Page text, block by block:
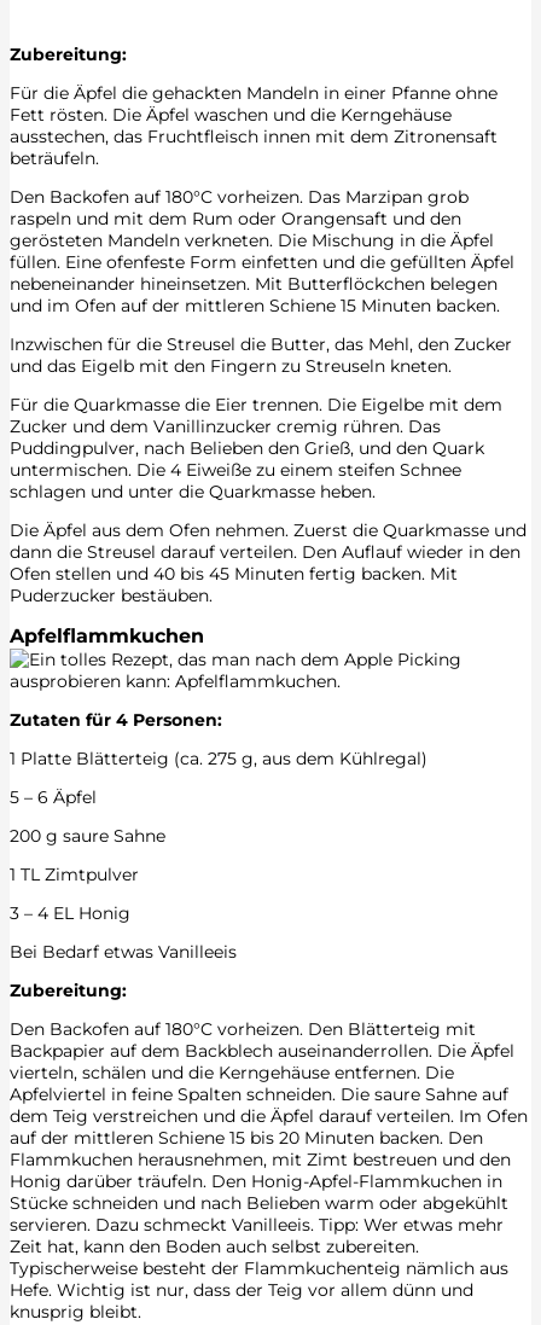
Zubereitung:
Für die Äpfel die gehackten Mandeln in einer Pfanne ohne
Fett rösten. Die Äpfel waschen und die Kerngehäuse
ausstechen, das Fruchtfleisch innen mit dem Zitronensaft
beträufeln.
Den Backofen auf 180°C vorheizen. Das Marzipan grob
raspeln und mit dem Rum oder Orangensaft und den
gerösteten Mandeln verkneten. Die Mischung in die Äpfel
füllen. Eine ofenfeste Form einfetten und die gefüllten Äpfel
nebeneinander hineinsetzen. Mit Butterflöckchen belegen
und im Ofen auf der mittleren Schiene 15 Minuten backen.
Inzwischen für die Streusel die Butter, das Mehl, den Zucker
und das Eigelb mit den Fingern zu Streuseln kneten.
Für die Quarkmasse die Eier trennen. Die Eigelbe mit dem
Zucker und dem Vanillinzucker cremig rühren. Das
Puddingpulver, nach Belieben den Grieß, und den Quark
untermischen. Die 4 Eiweiße zu einem steifen Schnee
schlagen und unter die Quarkmasse heben.
Die Äpfel aus dem Ofen nehmen. Zuerst die Quarkmasse und
dann die Streusel darauf verteilen. Den Auflauf wieder in den
Ofen stellen und 40 bis 45 Minuten fertig backen. Mit
Puderzucker bestäuben.
Apfelflammkuchen
Zutaten für 4 Personen:
1 Platte Blätterteig (ca. 275 g, aus dem Kühlregal)
5 – 6 Äpfel
200 g saure Sahne
1 TL Zimtpulver
3 – 4 EL Honig
Bei Bedarf etwas Vanilleeis
Zubereitung:
Den Backofen auf 180°C vorheizen. Den Blätterteig mit
Backpapier auf dem Backblech auseinanderrollen. Die Äpfel
vierteln, schälen und die Kerngehäuse entfernen. Die
Apfelviertel in feine Spalten schneiden. Die saure Sahne auf
dem Teig verstreichen und die Äpfel darauf verteilen. Im Ofen
auf der mittleren Schiene 15 bis 20 Minuten backen. Den
Flammkuchen herausnehmen, mit Zimt bestreuen und den
Honig darüber träufeln. Den Honig-Apfel-Flammkuchen in
Stücke schneiden und nach Belieben warm oder abgekühlt
servieren. Dazu schmeckt Vanilleeis. Tipp: Wer etwas mehr
Zeit hat, kann den Boden auch selbst zubereiten.
Typischerweise besteht der Flammkuchenteig nämlich aus
Hefe. Wichtig ist nur, dass der Teig vor allem dünn und
knusprig bleibt.